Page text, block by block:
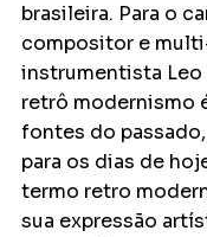
brasileira. Para o
compositor e
instrumentista Leo
retrô modernismo
fontes do
para os dias de
termo retro
sua expressão